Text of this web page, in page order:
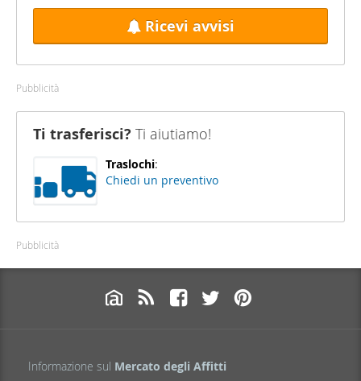
Ricevi avvisi
Pubblicità
Ti trasferisci? Ti aiutiamo!
Traslochi:
Chiedi un preventivo
Pubblicità
Informazione sul Mercato degli Affitti